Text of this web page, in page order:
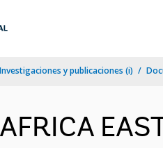
Investigaciones y publicaciones (i)